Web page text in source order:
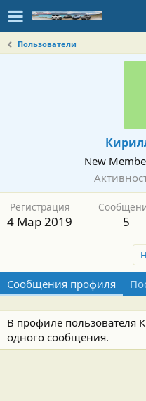
Пользователи
New
Регистрация
4 Мар 2019 5
Сообщения профиля
В профиле пользователя
одного сообщения.